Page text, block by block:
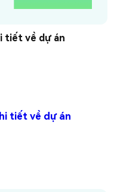
tiết về dự án
tiết về dự án